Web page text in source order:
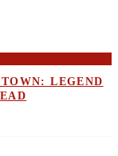
LEGEND